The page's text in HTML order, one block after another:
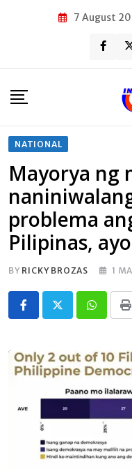
7 August
NATIONAL
Mayorya ng
problema
Pilipinas,
BY RICKY BROZAS 1